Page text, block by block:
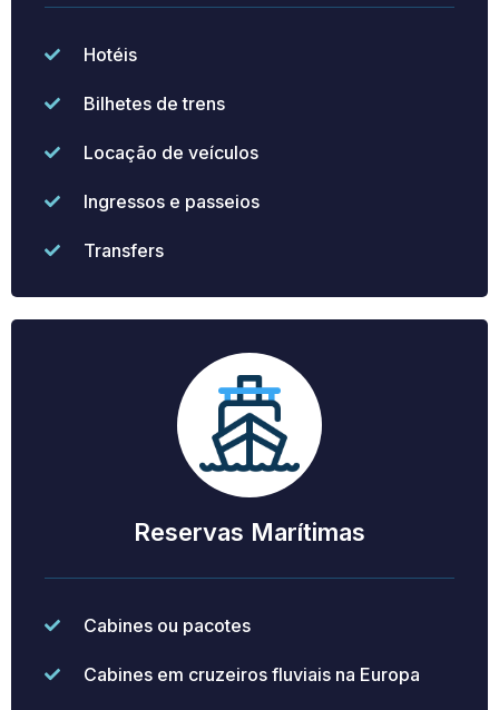
Hotéis
Bilhetes de trens
Locação de veículos
Ingressos e passeios
Transfers
Reservas Marítimas
Cabines ou pacotes
Cabines em cruzeiros fluviais na Europa